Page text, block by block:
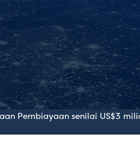
Pembiayaan senilai US$3